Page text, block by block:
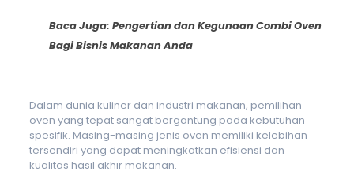
Baca Juga: Pengertian dan Kegunaan Combi Oven
Bagi Bisnis Makanan Anda
Dalam dunia kuliner dan industri makanan, pemilihan
oven yang tepat sangat bergantung pada kebutuhan
spesifik. Masing-masing jenis oven memiliki kelebihan
tersendiri yang dapat meningkatkan efisiensi dan
kualitas hasil akhir makanan.